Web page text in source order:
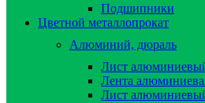
Подшипники
Цветной металлопрокат
Алюминий, дюраль
Лист
Лента
Лист